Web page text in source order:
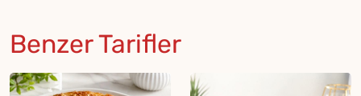
Benzer Tarifler